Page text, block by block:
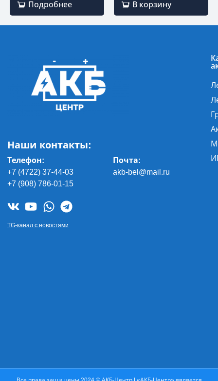
Подробнее В корзину
Наши контакты:
Телефон:
+7 (4722) 37-44-03
+7 (908) 786-01-15
Почта:
akb-bel@mail.ru
TG-канал с новостями